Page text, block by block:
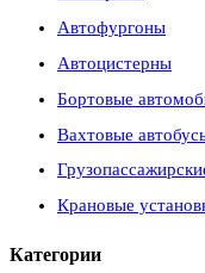
Автофургоны
Автоцистерны
Бортовые
Вахтовые
Крановые
Категории